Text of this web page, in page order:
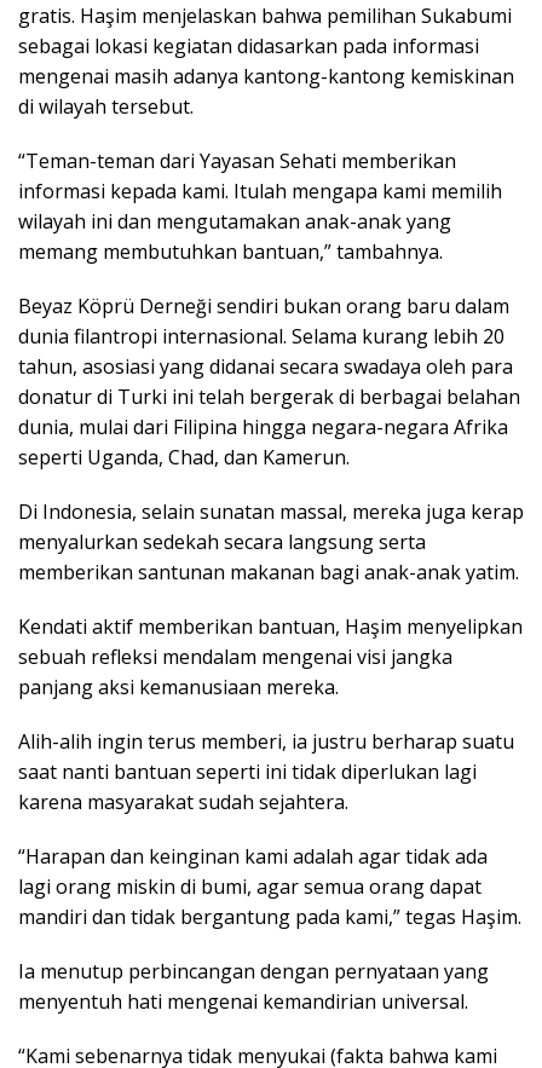
gratis. Haşim menjelaskan bahwa pemilihan Sukabumi
sebagai lokasi kegiatan didasarkan pada informasi
mengenai masih adanya kantong-kantong kemiskinan
di wilayah tersebut.
“Teman-teman dari Yayasan Sehati memberikan
informasi kepada kami. Itulah mengapa kami memilih
wilayah ini dan mengutamakan anak-anak yang
memang membutuhkan bantuan,” tambahnya.
Beyaz Köprü Derneği sendiri bukan orang baru dalam
dunia filantropi internasional. Selama kurang lebih 20
tahun, asosiasi yang didanai secara swadaya oleh para
donatur di Turki ini telah bergerak di berbagai belahan
dunia, mulai dari Filipina hingga negara-negara Afrika
seperti Uganda, Chad, dan Kamerun.
Di Indonesia, selain sunatan massal, mereka juga kerap
menyalurkan sedekah secara langsung serta
memberikan santunan makanan bagi anak-anak yatim.
Kendati aktif memberikan bantuan, Haşim menyelipkan
sebuah refleksi mendalam mengenai visi jangka
panjang aksi kemanusiaan mereka.
Alih-alih ingin terus memberi, ia justru berharap suatu
saat nanti bantuan seperti ini tidak diperlukan lagi
karena masyarakat sudah sejahtera.
“Harapan dan keinginan kami adalah agar tidak ada
lagi orang miskin di bumi, agar semua orang dapat
mandiri dan tidak bergantung pada kami,” tegas Haşim.
Ia menutup perbincangan dengan pernyataan yang
menyentuh hati mengenai kemandirian universal.
“Kami sebenarnya tidak menyukai (fakta bahwa kami